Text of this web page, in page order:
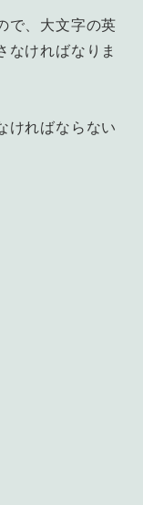
で、大文字の英
なければなりま
ければならない